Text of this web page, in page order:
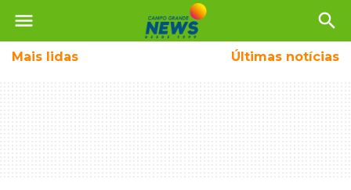
menu search
Mais lidas Últimas notícias